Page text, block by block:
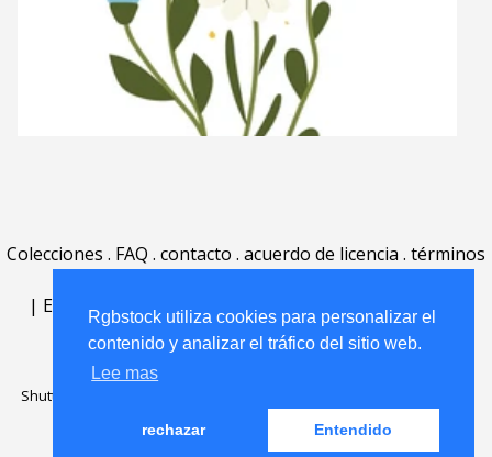
Rgbstock utiliza cookies para personalizar el
contenido y analizar el tráfico del sitio web.
Lee mas
rechazar Entendido
Colecciones . FAQ . contacto . acuerdo de licencia . términos
| English | Deutsch| Español Português
Nederlands|
Shutterstock official partner of Rgbstock
Rgbstock